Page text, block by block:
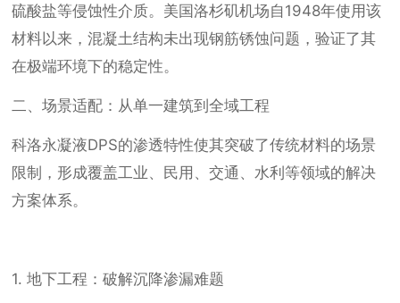
硫酸盐等侵蚀性介质。美国洛杉矶机场自1948年使用该
材料以来，混凝土结构未出现钢筋锈蚀问题，验证了其
在极端环境下的稳定性。
二、场景适配：从单一建筑到全域工程
科洛永凝液DPS的渗透特性使其突破了传统材料的场景
限制，形成覆盖工业、民用、交通、水利等领域的解决
方案体系。
1. 地下工程：破解沉降渗漏难题